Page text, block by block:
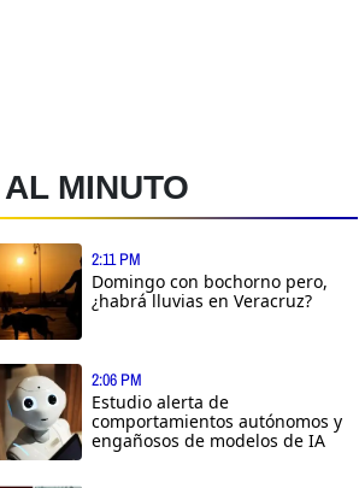
AL MINUTO
2:11 PM
Domingo con bochorno pero,
¿habrá lluvias en Veracruz?
2:06 PM
Estudio alerta de
comportamientos autónomos y
engañosos de modelos de IA